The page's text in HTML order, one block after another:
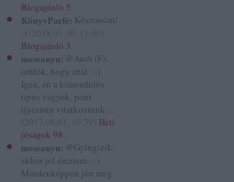
Blogajánló 5.
KönyvParfé: Köszönöm!
:)
Blogajánló 3.
meseanyu: @Andi (F):
örülök, hogy írtál. :-)
Igen, én a kimozdulós
típus vagyok, pont
ilyesmin vitatkoztunk ...
Heti
jóságok 98.
meseanyu: @Gyingizik:
akkor jól éreztem. :-)
Mindenképpen jön még